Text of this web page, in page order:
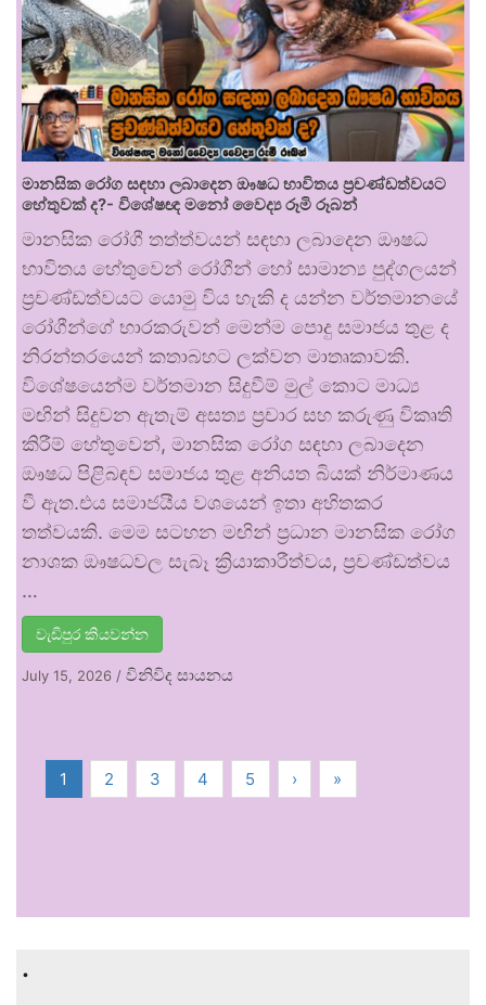
මානසික රෝග සඳහා ලබාදෙන ඖෂධ භාවිතය ප්‍රචණ්ඩත්වයට
හේතුවක් ද?- විශේෂඥ මනෝ වෛද්‍ය රූමි රූබන්
මානසික රෝගී තත්ත්වයන් සඳහා ලබාදෙන ඖෂධ
භාවිතය හේතුවෙන් රෝගීන් හෝ සාමාන්‍ය පුද්ගලයන්
ප්‍රචණ්ඩත්වයට යොමු විය හැකි ද යන්න වර්තමානයේ
රෝගීන්ගේ භාරකරුවන් මෙන්ම පොදු සමාජය තුළ ද
නිරන්තරයෙන් කතාබහට ලක්වන මාතෘකාවකි.
විශේෂයෙන්ම වර්තමාන සිදුවීම් මුල් කොට මාධ්‍ය
මඟින් සිදුවන ඇතැම් අසත්‍ය ප්‍රචාර සහ කරුණු විකෘති
කිරීම් හේතුවෙන්, මානසික රෝග සඳහා ලබාදෙන
ඖෂධ පිළිබඳව සමාජය තුළ අනියත බියක් නිර්මාණය
වී ඇත.එය සමාජයීය වශයෙන් ඉතා අහිතකර
තත්වයකි. මෙම සටහන මඟින් ප්‍රධාන මානසික රෝග
නාශක ඖෂධවල සැබෑ ක්‍රියාකාරීත්වය, ප්‍රචණ්ඩත්වය
…
වැඩිපුර කියවන්න
July 15, 2026 / විනිවිද සායනය
1 2 3 4 5 › »
.